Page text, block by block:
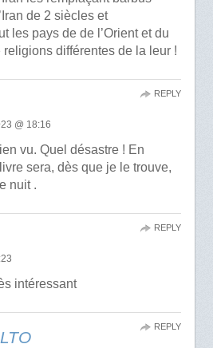
de 2 siècles et
les pays de de l’Orient et du
religions différentes de la leur !
@ 18:16
vu. Quel désastre ! En
sera, dès que je le trouve,
nuit .
REPLY
intéressant
REPLY
REPLY